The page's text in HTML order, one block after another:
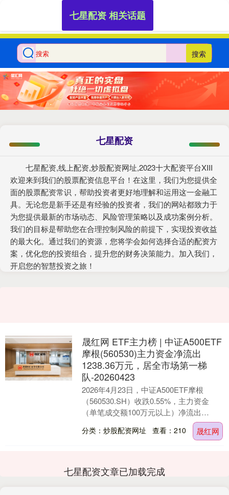
搜索
七星配资
七星配资,线上配资,炒股配资网址,2023十大配资平台XIII‌
欢迎来到我们的股票配资信息平台！在这里，我们为您提供全
面的股票配资常识，帮助投资者更好地理解和运用这一金融工
具。无论您是新手还是有经验的投资者，我们的网站都致力于
为您提供最新的市场动态、风险管理策略以及成功案例分析。
我们的目标是帮助您在合理控制风险的前提下，实现投资收益
的最大化。通过我们的资源，您将学会如何选择合适的配资方
案，优化您的投资组合，提升您的财务决策能力。加入我们，
开启您的智慧投资之旅！
七星配资 相关话题
晟红网 ETF主力榜 | 中证A500ETF
摩根(560530)主力资金净流出
1238.36万元，居全市场第一梯
队-20260423
2026年4月23日，中证A500ETF摩根
（560530.SH）收跌0.55%，主力资金
（单笔成交额100万元以上）净流出
1238.36万元，居全市场第一梯队....
分类：炒股配资网址 查看：210 晟红网
七星配资文章已加载完成